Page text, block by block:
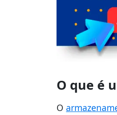
O que é
O